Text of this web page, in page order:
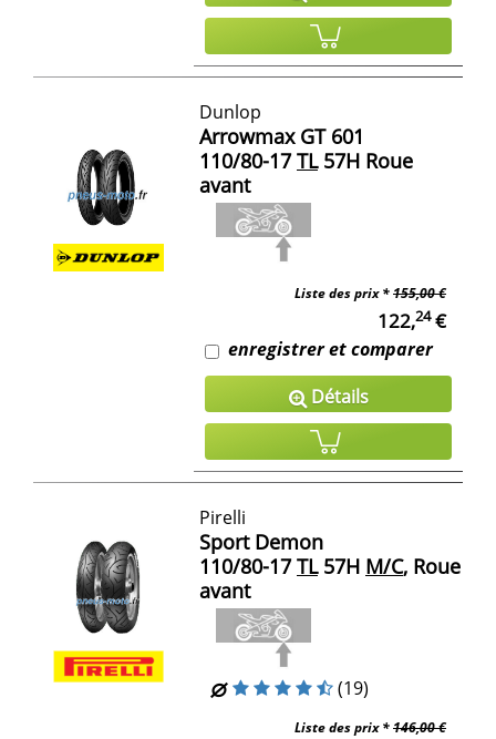
Dunlop
Arrowmax GT 601
110/80-17 TL57H Roue
avant
Liste des prix *155,00 €
122,24€
enregistrer et comparer
Détails
Pirelli
Sport Demon
110/80-17 TL57H M/C, Roue
avant
(19)
Liste des prix *146,00 €